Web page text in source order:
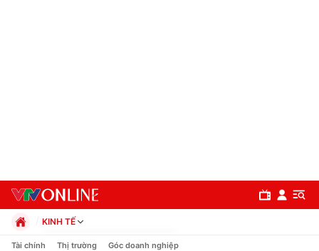
KINH TẾ
Chính trị
Tài chính Thị trường Góc doanh nghiệp